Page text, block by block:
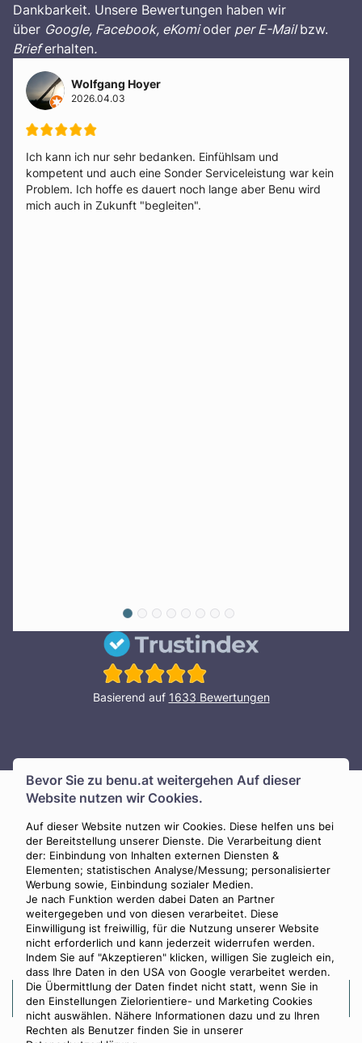
Bevor Sie zu benu.at weitergehen Auf dieser
Website nutzen wir Cookies.
Auf dieser Website nutzen wir Cookies. Diese helfen uns bei
der Bereitstellung unserer Dienste. Die Verarbeitung dient
der: Einbindung von Inhalten externen Diensten &
Elementen; statistischen Analyse/Messung; personalisierter
Werbung sowie, Einbindung sozialer Medien.
Je nach Funktion werden dabei Daten an Partner
weitergegeben und von diesen verarbeitet. Diese
Einwilligung ist freiwillig, für die Nutzung unserer Website
nicht erforderlich und kann jederzeit widerrufen werden.
Indem Sie auf "Akzeptieren" klicken, willigen Sie zugleich ein,
dass Ihre Daten in den USA von Google verarbeitet werden.
Die Übermittlung der Daten findet nicht statt, wenn Sie in
den Einstellungen Zielorientiere- und Marketing Cookies
nicht auswählen. Nähere Informationen dazu und zu Ihren
Rechten als Benutzer finden Sie in unserer
Dankbarkeit. Unsere Bewertungen haben wir
über Google, Facebook, eKomioder per E-Mailbzw.
Brieferhalten.
Thomas Proksch
2026.03.31
Sehr bemüht und empathisch
Basierend auf 1633 Bewertungen
Unverbindliche Erstberatung
Rufen Sie uns einfach an für eine unverbindliche
Erstberatung zur Naturbestattung: Wir sind von 0–24
Uhr für Sie da, auch am Wochenende!
0800 88 44 04
Kosten selbst berechnen